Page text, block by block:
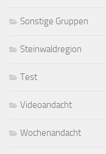
Sonstige Gruppen
Steinwaldregion
Test
Videoandacht
Wochenandacht